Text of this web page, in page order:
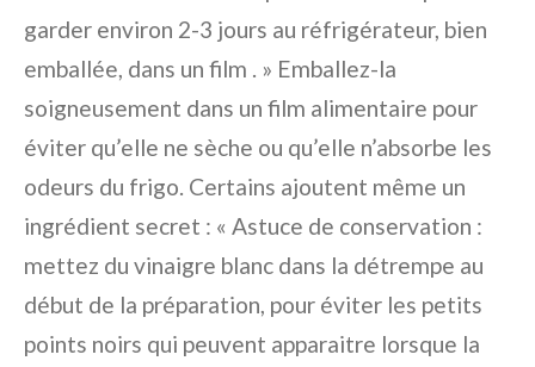
garder environ 2-3 jours au réfrigérateur, bien
emballée, dans un film . » Emballez-la
soigneusement dans un film alimentaire pour
éviter qu’elle ne sèche ou qu’elle n’absorbe les
odeurs du frigo. Certains ajoutent même un
ingrédient secret : « Astuce de conservation :
mettez du vinaigre blanc dans la détrempe au
début de la préparation, pour éviter les petits
points noirs qui peuvent apparaitre lorsque la